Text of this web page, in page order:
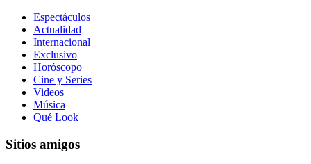
Espectáculos
Actualidad
Internacional
Exclusivo
Horóscopo
Cine y Series
Videos
Música
Qué Look
Sitios amigos